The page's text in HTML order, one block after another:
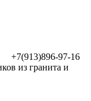
+7(913)896-97-16
из гранита и